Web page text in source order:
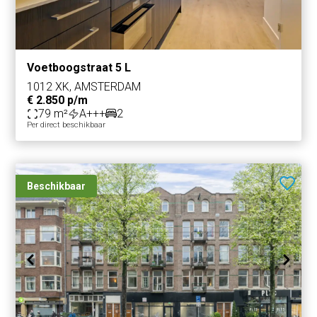
modern bathroom with a bathtub, walk-in shower, and
sink. In the front bedroom, there is a built-in closet with a
washing machine and dryer.
The apartment has laminate flooring throughout and is
offered semi-furnished / partly furnished.
LOCATION
Van Ostadestraat is located in the highly sought-after De
Pijp area, one of Amsterdam’s most vibrant and popular
neighborhoods. The famous Albert Cuyp Market,
Sarphatipark, supermarkets, shops, cafés, and
restaurants are all within walking distance.
Well-known hotspots such as Coffee & Coconuts, Bakers
& Roasters, and Brasserie Lolita are just around the
corner. Museumplein, Vondelpark, and the city center can
all be reached quickly by bike.
Voetboogstraat 5 L
1012 XK, AMSTERDAM
€ 2.850 p/m
79 m²
A+++ 2
Per direct beschikbaar
Beschikbaar